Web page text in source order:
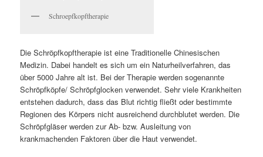
Schroepfkopftherapie
Die Schröpfkopftherapie ist eine Traditionelle Chinesischen
Medizin. Dabei handelt es sich um ein Naturheilverfahren, das
über 5000 Jahre alt ist. Bei der Therapie werden sogenannte
Schröpfköpfe/ Schröpfglocken verwendet. Sehr viele Krankheiten
entstehen dadurch, dass das Blut richtig fließt oder bestimmte
Regionen des Körpers nicht ausreichend durchblutet werden. Die
Schröpfgläser werden zur Ab- bzw. Ausleitung von
krankmachenden Faktoren über die Haut verwendet.